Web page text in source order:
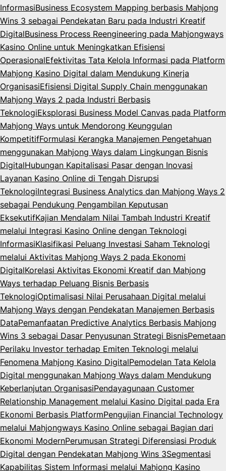
InformasiBusiness Ecosystem Mapping berbasis Mahjong
Wins 3 sebagai Pendekatan Baru pada Industri Kreatif
DigitalBusiness Process Reengineering pada Mahjongways
Kasino Online untuk Meningkatkan Efisiensi
OperasionalEfektivitas Tata Kelola Informasi pada Platform
Mahjong Kasino Digital dalam Mendukung Kinerja
OrganisasiEfisiensi Digital Supply Chain menggunakan
Mahjong Ways 2 pada Industri Berbasis
TeknologiEksplorasi Business Model Canvas pada Platform
Mahjong Ways untuk Mendorong Keunggulan
KompetitifFormulasi Kerangka Manajemen Pengetahuan
menggunakan Mahjong Ways dalam Lingkungan Bisnis
DigitalHubungan Kapitalisasi Pasar dengan Inovasi
Layanan Kasino Online di Tengah Disrupsi
TeknologiIntegrasi Business Analytics dan Mahjong Ways 2
sebagai Pendukung Pengambilan Keputusan
EksekutifKajian Mendalam Nilai Tambah Industri Kreatif
melalui Integrasi Kasino Online dengan Teknologi
InformasiKlasifikasi Peluang Investasi Saham Teknologi
melalui Aktivitas Mahjong Ways 2 pada Ekonomi
DigitalKorelasi Aktivitas Ekonomi Kreatif dan Mahjong
Ways terhadap Peluang Bisnis Berbasis
TeknologiOptimalisasi Nilai Perusahaan Digital melalui
Mahjong Ways dengan Pendekatan Manajemen Berbasis
DataPemanfaatan Predictive Analytics Berbasis Mahjong
Wins 3 sebagai Dasar Penyusunan Strategi BisnisPemetaan
Perilaku Investor terhadap Emiten Teknologi melalui
Fenomena Mahjong Kasino DigitalPemodelan Tata Kelola
Digital menggunakan Mahjong Ways dalam Mendukung
Keberlanjutan OrganisasiPendayagunaan Customer
Relationship Management melalui Kasino Digital pada Era
Ekonomi Berbasis PlatformPengujian Financial Technology
melalui Mahjongways Kasino Online sebagai Bagian dari
Ekonomi ModernPerumusan Strategi Diferensiasi Produk
Digital dengan Pendekatan Mahjong Wins 3Segmentasi
Kapabilitas Sistem Informasi melalui Mahjong Kasino